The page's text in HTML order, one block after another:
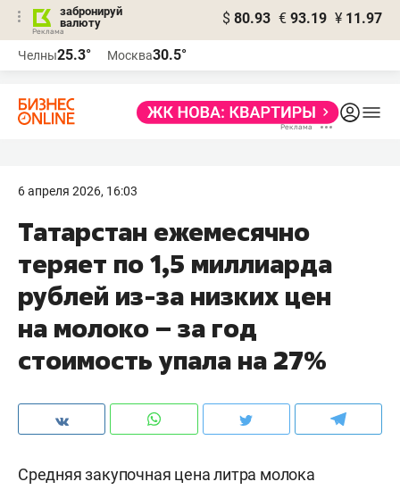
забронируй
валюту
$ 80.93 € 93.19 ¥ 11.97
Челны25.3° Москва30.5°
6 апреля 2026, 16:03
Татарстан ежемесячно
теряет по 1,5 миллиарда
рублей из-за низких цен
на молоко – за год
стоимость упала на 27%
Средняя закупочная цена литра молока